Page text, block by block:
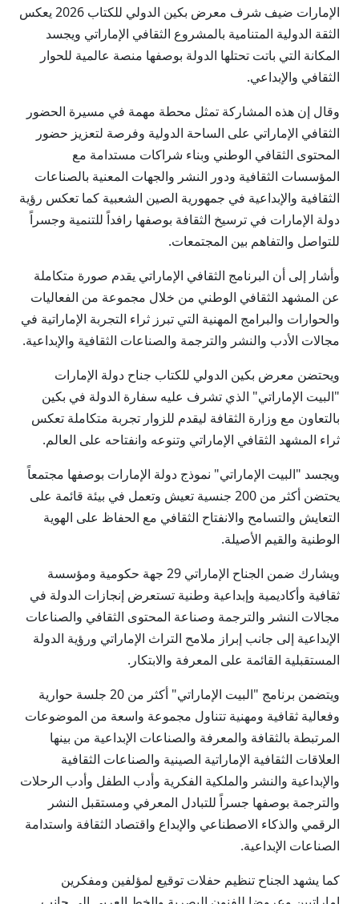
الإمارات ضيف شرف معرض بكين الدولي للكتاب 2026 يعكس
الثقة الدولية المتنامية بالمشروع الثقافي الإماراتي ويجسد
المكانة التي باتت تحتلها الدولة بوصفها منصة عالمية للحوار
الثقافي والإبداعي.
وقال إن هذه المشاركة تمثل محطة مهمة في مسيرة الحضور
الثقافي الإماراتي على الساحة الدولية وفرصة لتعزيز حضور
المحتوى الثقافي الوطني وبناء شراكات مستدامة مع
المؤسسات الثقافية ودور النشر والجهات المعنية بالصناعات
الثقافية والإبداعية في جمهورية الصين الشعبية كما تعكس رؤية
دولة الإمارات في ترسيخ الثقافة بوصفها رافداً للتنمية وجسراً
للتواصل والتفاهم بين المجتمعات.
وأشار إلى أن البرنامج الثقافي الإماراتي يقدم صورة متكاملة
عن المشهد الثقافي الوطني من خلال مجموعة من الفعاليات
والحوارات والبرامج المهنية التي تبرز ثراء التجربة الإماراتية في
مجالات الأدب والنشر والترجمة والصناعات الثقافية والإبداعية.
ويحتضن معرض بكين الدولي للكتاب جناح دولة الإمارات
"البيت الإماراتي" الذي تشرف عليه سفارة الدولة في بكين
بالتعاون مع وزارة الثقافة ليقدم للزوار تجربة متكاملة تعكس
ثراء المشهد الثقافي الإماراتي وتنوعه وانفتاحه على العالم.
ويجسد "البيت الإماراتي" نموذج دولة الإمارات بوصفها مجتمعاً
يحتضن أكثر من 200 جنسية تعيش وتعمل في بيئة قائمة على
التعايش والتسامح والانفتاح الثقافي مع الحفاظ على الهوية
الوطنية والقيم الأصيلة.
ويشارك ضمن الجناح الإماراتي 29 جهة حكومية ومؤسسة
ثقافية وأكاديمية وإبداعية وطنية تستعرض إنجازات الدولة في
مجالات النشر والترجمة وصناعة المحتوى الثقافي والصناعات
الإبداعية إلى جانب إبراز ملامح التراث الإماراتي ورؤية الدولة
المستقبلية القائمة على المعرفة والابتكار.
ويتضمن برنامج "البيت الإماراتي" أكثر من 20 جلسة حوارية
وفعالية ثقافية ومهنية تتناول مجموعة واسعة من الموضوعات
المرتبطة بالثقافة والمعرفة والصناعات الإبداعية من بينها
العلاقات الثقافية الإماراتية الصينية والصناعات الثقافية
والإبداعية والنشر والملكية الفكرية وأدب الطفل وأدب الرحلات
والترجمة بوصفها جسراً للتبادل المعرفي ومستقبل النشر
الرقمي والذكاء الاصطناعي والإبداع واقتصاد الثقافة واستدامة
الصناعات الإبداعية.
كما يشهد الجناح تنظيم حفلات توقيع لمؤلفين ومفكرين